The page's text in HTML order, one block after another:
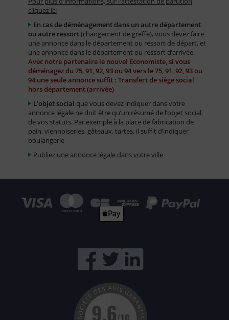
cliquez ici
En cas de déménagement dans un autre département
ou autre ressort(changement de greffe), vous devez faire
une annonce dans le département ou ressort de départ, et
une annonce dans le département ou ressort d’arrivée.
Avec notre partenaire le nouvel Economiste, si vous
déménagez du 75, 91, 92, 93 ou 94 vers le 75, 91, 92, 93 ou
94 une seule annonce suffit : Transfert de siège social
hors département (arrivée)
L’objet social que vous devez indiquer dans votre
annonce légale ne doit être qu’un résumé de l’objet social
de vos statuts. Par exemple à la place de fabrication de
pain, viennoiseries, gâteaux, tartes, il suffit d’indiquer
boulangerie
Publiez une annonce légale dans votre ville